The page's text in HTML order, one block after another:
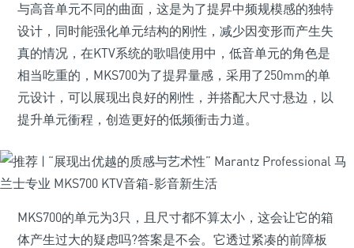
与高音单元不同的曲面，这是为了提昇中频规模感的独特
设计，同时能强化单元结构的刚性，减少因变形而产生失
真的情况，在KTV系统的歌唱使用中，低音单元的角色是
相当吃重的，MKS700为了提昇量感，采用了250mm的单
元设计，可以展现出良好的刚性，并搭配大尺寸悬边，以
提升单元衝程，创造更好的低频衝击力道。
MKS700的单元为3只，且尺寸都不算太小，这会让它的箱
体产生过大的疑虑吗?答案是不会。它透过紧凑的前障板